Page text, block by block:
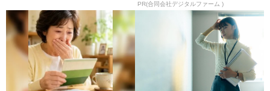
PR(合同会社デジタルファーム )